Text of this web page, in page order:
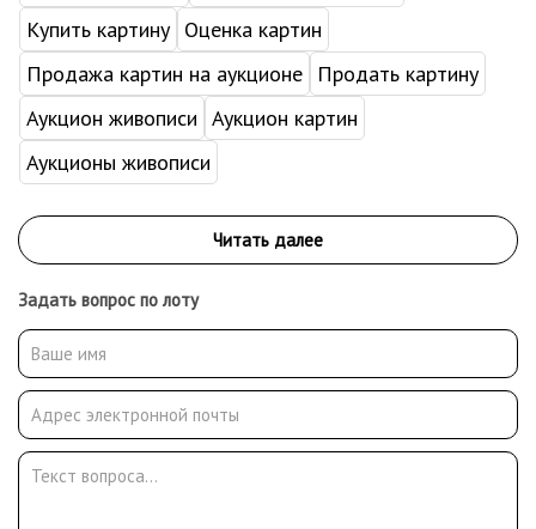
Купить картину Оценка картин
Продажа картин на аукционе
Продать картину
Аукцион живописи Аукцион картин
Аукционы живописи
Задать вопрос по лоту